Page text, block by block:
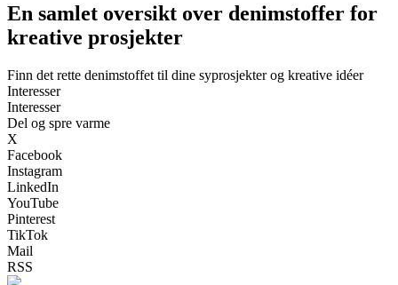
En samlet oversikt over denimstoffer for
kreative prosjekter
Finn det rette denimstoffet til dine syprosjekter og kreative idéer
Interesser
Interesser
Del og spre varme
X
Facebook
Instagram
LinkedIn
YouTube
Pinterest
TikTok
Mail
RSS